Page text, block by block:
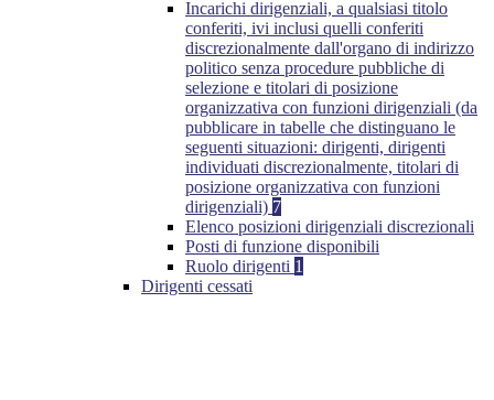
Incarichi dirigenziali, a qualsiasi titolo
conferiti, ivi inclusi quelli conferiti
discrezionalmente dall'organo di indirizzo
politico senza procedure pubbliche di
selezione e titolari di posizione
organizzativa con funzioni dirigenziali (da
pubblicare in tabelle che distinguano le
seguenti situazioni: dirigenti, dirigenti
individuati discrezionalmente, titolari di
posizione organizzativa con funzioni
dirigenziali) 7
Elenco posizioni dirigenziali discrezionali
Posti di funzione disponibili
Ruolo dirigenti 1
Dirigenti cessati